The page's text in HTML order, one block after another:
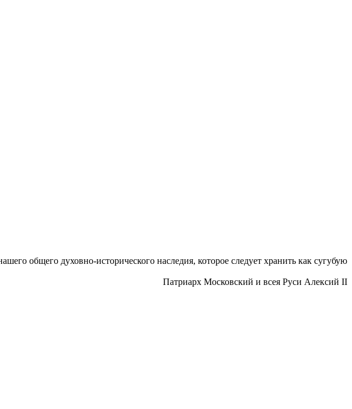
общего духовно-исторического наследия, которое следует хранить как сугубую
Патриарх Московский и всея Руси Алексий II